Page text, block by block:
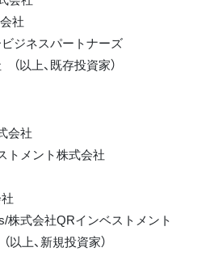
社
ジネスパートナーズ
以上、既存投資家）
会社
トメント株式会社
株式会社QRインベストメント
上、新規投資家）